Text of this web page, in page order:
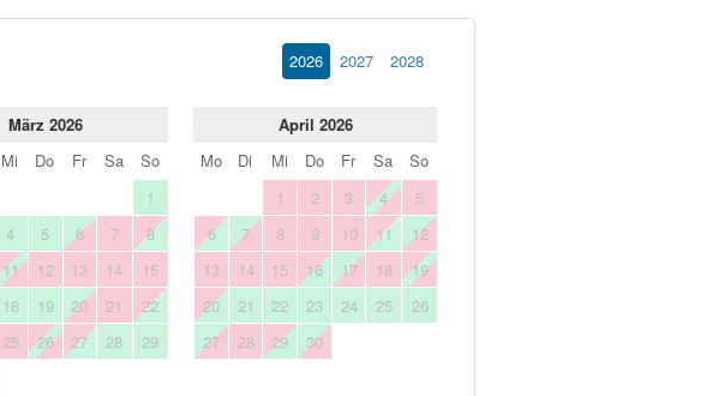
2026 2027 2028
März 2026
Mi Do Fr Sa
So
1
4 5 6 7
8
11 12 13 14
15
18 19 20 21
22
25 26 27 28
29
April 2026
Mo
Di Mi Do Fr Sa
So
1
2 3 4
5
6
7 8 9 10 11
12
13
14 15 16 17 18
19
20
21 22 23 24 25
26
27
28 29 30